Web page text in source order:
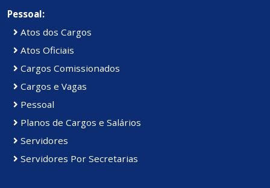
Pessoal:
Atos dos Cargos
Atos Oficiais
Cargos Comissionados
Cargos e Vagas
Pessoal
Planos de Cargos e Salários
Servidores
Servidores Por Secretarias